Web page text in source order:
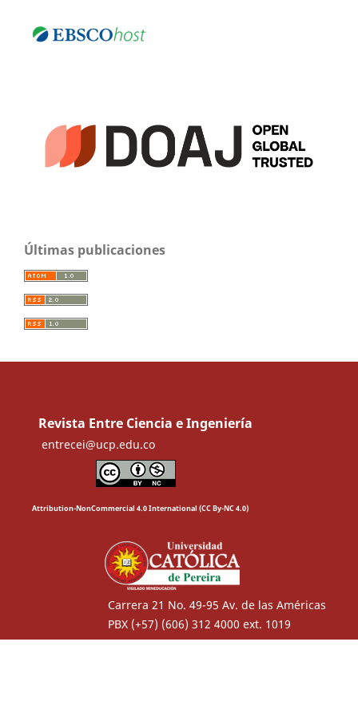
Últimas publicaciones
Revista Entre Ciencia e Ingeniería
entrecei@ucp.edu.co
Attribution-NonCommercial 4.0 International (CC By-NC 4.0)
Carrera 21 No. 49-95 Av. de las Américas
PBX (+57) (606) 312 4000 ext. 1019